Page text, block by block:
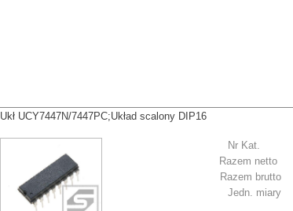
Ukł UCY7447N/7447PC;Układ scalony DIP16
Nr Kat.
Razem brutto
Razem netto
Jedn. miary